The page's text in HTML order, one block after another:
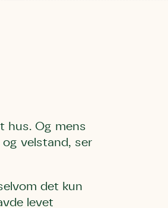
hus. Og mens
velstand, ser
det kun
levet